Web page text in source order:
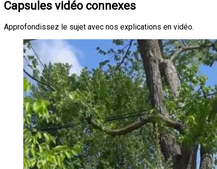
Capsules vidéo connexes
Approfondissez le sujet avec nos explications en vidéo.